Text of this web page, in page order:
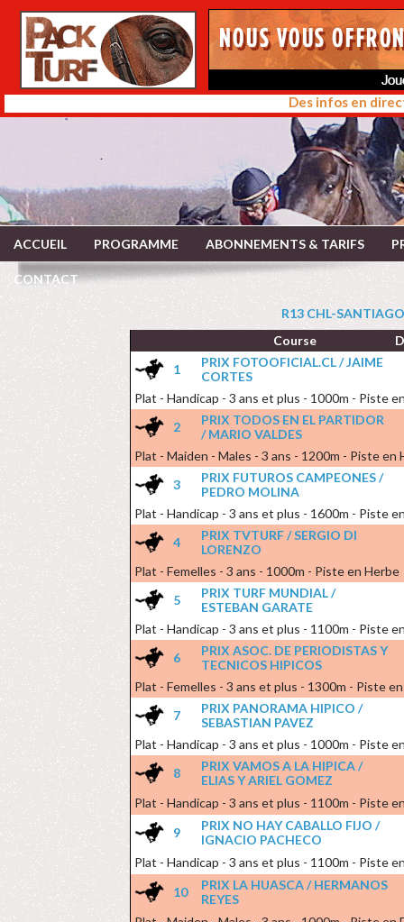
Des infos en
ACCUEIL PROGRAMME ABONNEMENTS & TARIFS
CONTACT
R13 CHL-
Course
1
PRIX FOTOOFICIAL.CL / JAIME
CORTES
Plat - Handicap - 3 ans et plus - 1000m - Piste
2
PRIX TODOS EN EL PARTIDOR
/ MARIO VALDES
Plat - Maiden - Males - 3 ans - 1200m - Piste en
3
PRIX FUTUROS CAMPEONES /
PEDRO MOLINA
Plat - Handicap - 3 ans et plus - 1600m - Piste
4
PRIX TVTURF / SERGIO DI
LORENZO
Plat - Femelles - 3 ans - 1000m - Piste en Herbe
5
PRIX TURF MUNDIAL /
ESTEBAN GARATE
Plat - Handicap - 3 ans et plus - 1100m - Piste
6
PRIX ASOC. DE PERIODISTAS Y
TECNICOS HIPICOS
Plat - Femelles - 3 ans et plus - 1300m - Piste
7
PRIX PANORAMA HIPICO /
SEBASTIAN PAVEZ
Plat - Handicap - 3 ans et plus - 1000m - Piste
8
PRIX VAMOS A LA HIPICA /
ELIAS Y ARIEL GOMEZ
Plat - Handicap - 3 ans et plus - 1100m - Piste
9
PRIX NO HAY CABALLO FIJO /
IGNACIO PACHECO
Plat - Handicap - 3 ans et plus - 1100m - Piste
10
PRIX LA HUASCA / HERMANOS
REYES